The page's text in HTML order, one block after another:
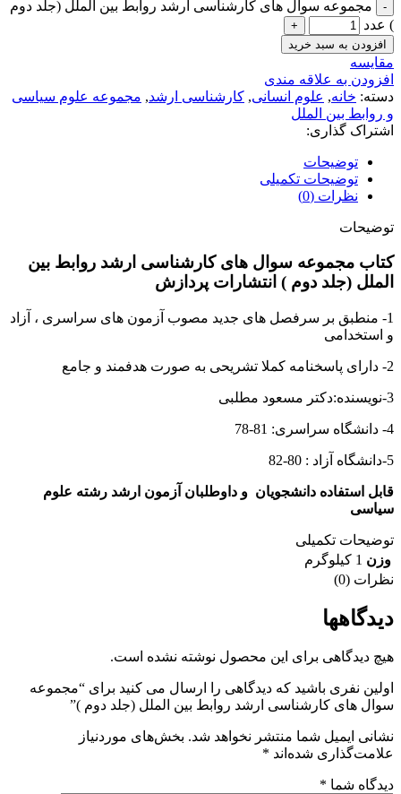
مجموعه سوال های کارشناسی ارشد روابط بین الملل (جلد دوم
) عدد
افزودن به سبد خرید
مقايسه
افزودن به علاقه مندی
دسته: خانه, علوم انسانی, کارشناسی ارشد, مجموعه علوم سیاسی
و روابط بین الملل
اشتراک گذاری:
توضیحات
توضیحات تکمیلی
نظرات (0)
توضیحات
کتاب مجموعه سوال های کارشناسی ارشد روابط بین
الملل (جلد دوم ) انتشارات پردازش
1- منطبق بر سرفصل های جدید مصوب آزمون های سراسری ، آزاد
و استخدامی
2- دارای پاسخنامه کملا تشریحی به صورت هدفمند و جامع
3-نویسنده:دکتر مسعود مطلبی
4- دانشگاه سراسری: 81-78
5-دانشگاه آزاد : 80-82
قابل استفاده دانشجویان و داوطلبان آزمون ارشد رشته علوم
سیاسی
توضیحات تکمیلی
وزن 1 کیلوگرم
نظرات (0)
دیدگاهها
هیچ دیدگاهی برای این محصول نوشته نشده است.
اولین نفری باشید که دیدگاهی را ارسال می کنید برای “مجموعه
سوال های کارشناسی ارشد روابط بین الملل (جلد دوم )”
نشانی ایمیل شما منتشر نخواهد شد. بخش‌های موردنیاز
علامت‌گذاری شده‌اند *
دیدگاه شما *